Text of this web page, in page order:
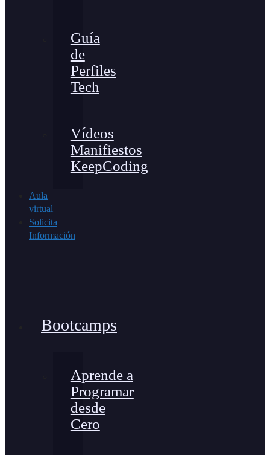
Guía
de
Perfiles
Tech
Vídeos
Manifiestos
KeepCoding
Aula
virtual
Solicita
Información
Bootcamps
Aprende a
Programar
desde
Cero